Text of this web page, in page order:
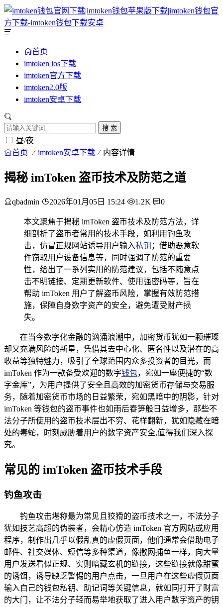
首页
imtoken ios下载
imtoken官方下载
imtoken2.0版
imtoken安卓下载
搜 索
昼/夜
首页 imtoken安卓下载 内容详情
揭秘 imToken 盗币技术及防范之道
qbadmin 2026年01月05日 15:24 1.2K 0
本文聚焦于揭秘 imToken 盗币技术及防范方法，详
细剖析了盗币者常用的技术手段，如利用钓鱼攻
击，仿冒正规网站诱导用户输入私钥 ；借助恶意软
件窃取用户设备信息等，同时强调了防范的重要
性，给出了一系列实用的防范建议，包括不随意点
击不明链接、定期更新软件、使用强密码等，旨在
帮助 imToken 用户了解盗币风险，掌握有效防范措
施，保障自身数字资产的安全，避免遭受财产损
失。
在当今数字化金融的汹涌浪潮中，加密货币犹如一颗璀璨
却又充满风险的新星，凭借其去中心化、匿名性以及潜在的高
收益等独特魅力，吸引了全球范围内众多投资者的目光，而
imToken 作为一款备受欢迎的数字钱包，宛如一座便捷的“数
字金库”，为用户提供了安全且高效的加密货币存储与交易服
务，随着加密货币市场的日益繁荣，宛如黑暗中的阴影，针对
imToken 等钱包的盗币事件也如雨后春笋般日益增多，那些不
法分子所使用的盗币技术层出不穷、花样翻新，犹如隐藏在暗
处的毒蛇，时刻威胁着用户的数字资产安全,值得我们深入探
究。
常见的 imToken 盗币技术手段
钓鱼攻击
钓鱼攻击堪称最为常见且狡猾的盗币技术之一，不法分子
犹如技艺高超的伪装者，会精心仿造 imToken 官方网站或应用
程序，制作出几乎以假乱真的虚假页面，他们通常会借助电子
邮件、社交媒体、短信等多种渠道，像撒网捕鱼一样，向大量
用户发送看似正规、实则暗藏玄机的链接，这些链接就像甜蜜
的诱饵，诱导缺乏警惕的用户点击，一旦用户在这些虚假页面
输入自己的钱包私钥、助记词等关键信息，就如同打开了财富
的大门，让不法分子轻而易举地获取了进入用户数字资产的钥